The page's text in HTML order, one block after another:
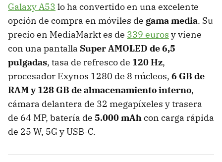
Galaxy A53 lo ha convertido en una excelente
opción de compra en móviles de gama media. Su
precio en MediaMarkt es de 339 euros y viene
con una pantalla Super AMOLED de 6,5
pulgadas, tasa de refresco de 120 Hz,
procesador Exynos 1280 de 8 núcleos, 6 GB de
RAM y 128 GB de almacenamiento interno,
cámara delantera de 32 megapíxeles y trasera
de 64 MP, batería de 5.000 mAhcon carga rápida
de 25 W, 5G y USB-C.